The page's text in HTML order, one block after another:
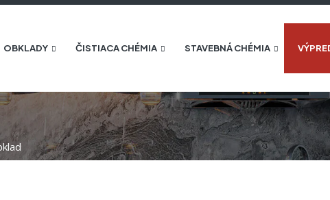
OBKLADY ČISTIACA CHÉMIA STAVEBNÁ CHÉMIA